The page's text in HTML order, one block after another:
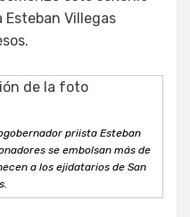
Villegas
priista Esteban
se embolsan más de
a los ejidatarios de San